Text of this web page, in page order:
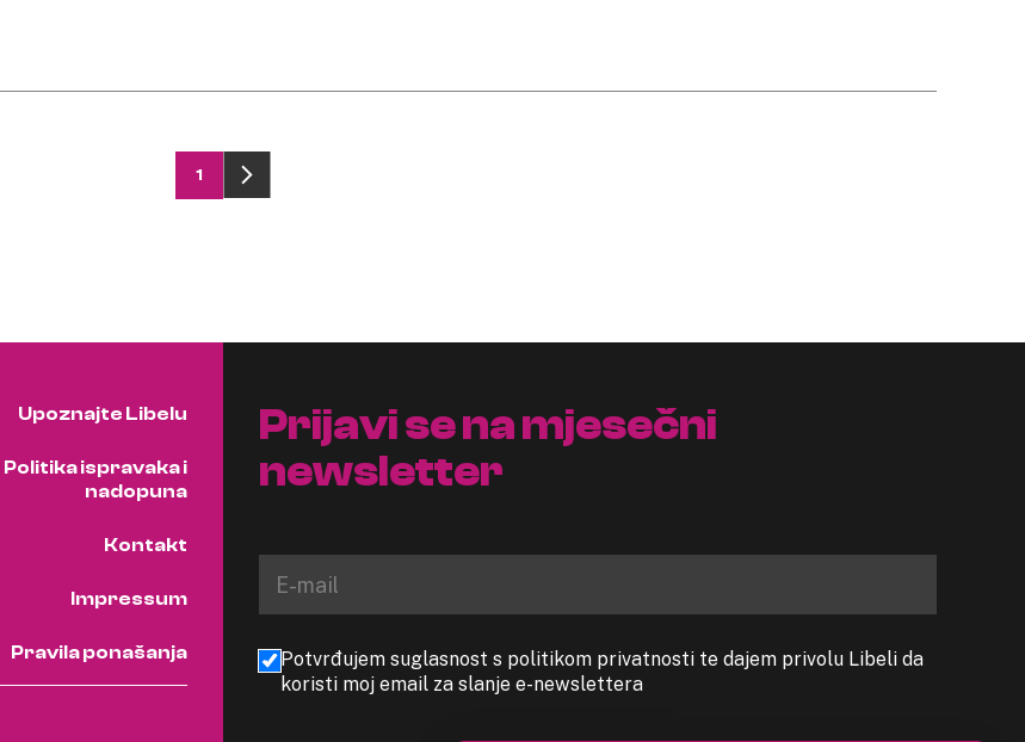
1
Upoznajte Libelu
Politika ispravaka i
nadopuna
Kontakt
Impressum
Pravila ponašanja
Prijavi se na mjesečni
newsletter
Potvrđujem suglasnost s politikom privatnosti te dajem privolu Libeli da
koristi moj email za slanje e-newslettera